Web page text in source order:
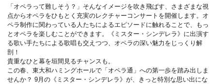
「オペラって難しそう？」そんなイメージを吹き飛ばす、さまざまな視
点からオペラをひもとく充実のレクチャーコンサートを開催します。オ
ペラ制作に関わっている人たちによるエピソードに触れることで、もっ
とオペラを楽しむことができます。《ミスター・シンデレラ》に出演す
る歌い手たちによる歌唱も交えつつ、オペラの深い魅力をじっくり解
剖！
貴重なひと幕を垣間見るチャンスも。
この春、東大和ハミングホールで「オペラ通」への第一歩を踏み出しま
せんか？ 9月の《ミスター・シンデレラ》が、きっと特別な思い出にな